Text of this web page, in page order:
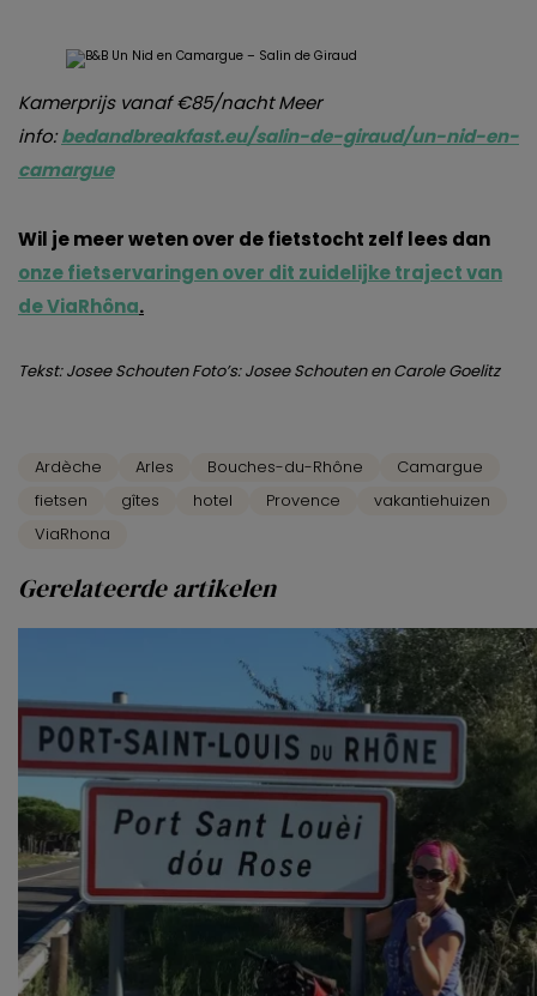
Kamerprijs vanaf €85/nacht Meer
info:bedandbreakfast.eu/salin-de-giraud/un-nid-en-
camargue
Wil je meer weten over de fietstocht zelf lees dan
onze fietservaringen over dit zuidelijke traject van
de ViaRhôna.
Tekst: Josee Schouten Foto’s: Josee Schouten en Carole Goelitz
Ardèche Arles Bouches-du-Rhône
Camargue
fietsen
gîtes hotel Provence
vakantiehuizen
ViaRhona
Gerelateerde artikelen